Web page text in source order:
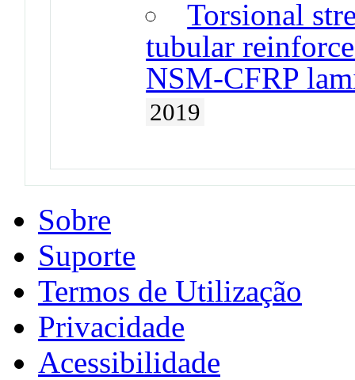
Torsional
tubular
NSM-CFRP
2019
Sobre
Suporte
Termos de Utilização
Privacidade
Acessibilidade